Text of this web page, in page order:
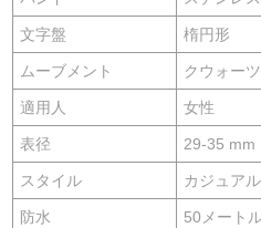
文字盤 楕円形
ムーブメント クウォー
適用人 女性
表径 29-35 mm
スタイル カジュア
防水 50メート